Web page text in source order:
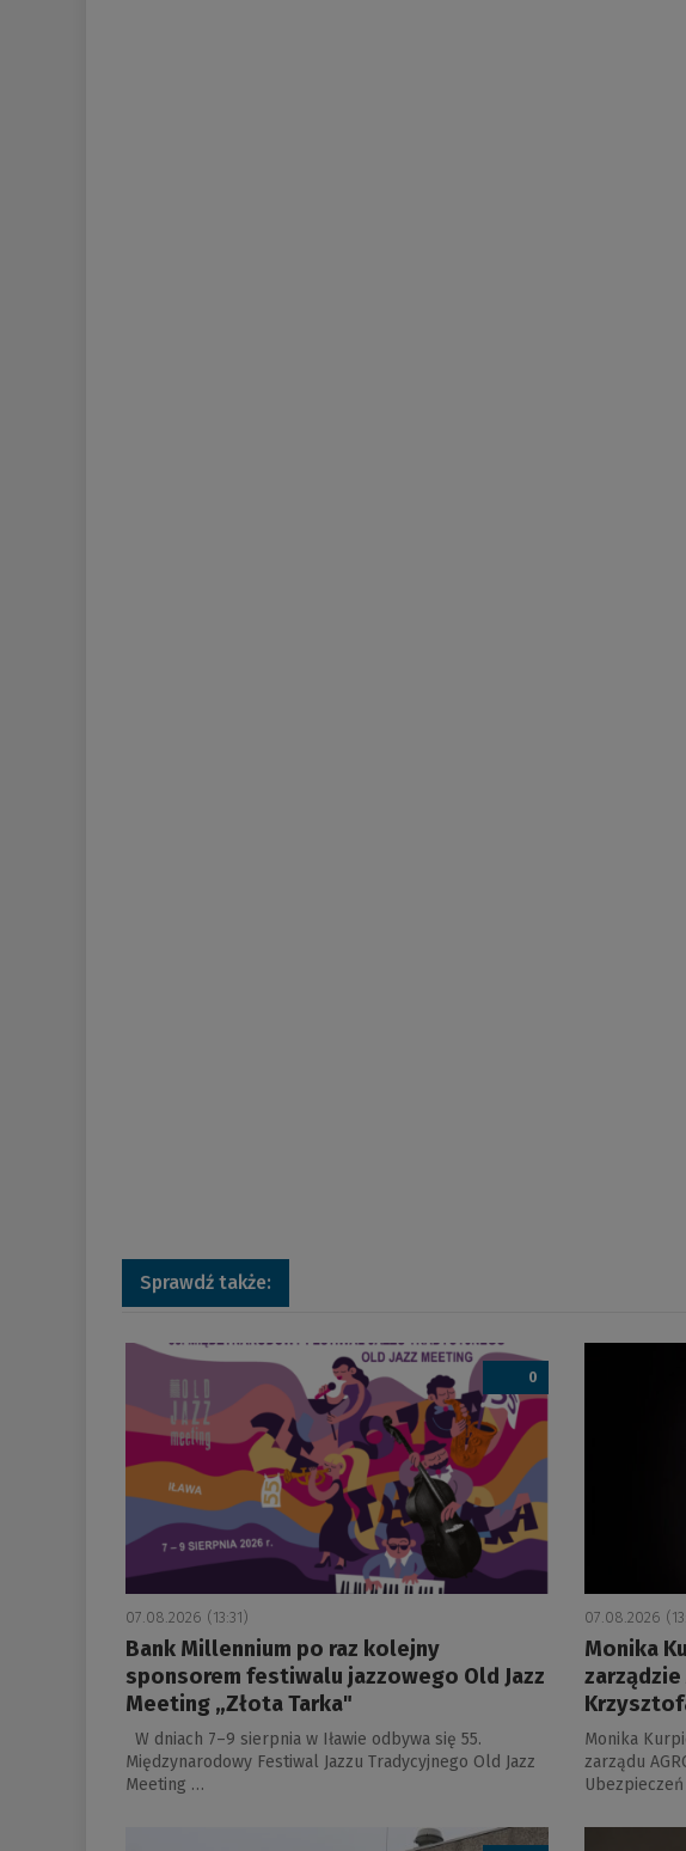
Sprawdź także:
a
0
07.08.2026 (13:31)
Bank Millennium po raz kolejny
sponsorem festiwalu jazzowego Old Jazz
Meeting „Złota Tarka"
W dniach 7–9 sierpnia w Iławie odbywa się 55.
Międzynarodowy Festiwal Jazzu Tradycyjnego Old Jazz
Meeting …
a
07.08.2026
Monika
zarządzie
Monika
zarządu
a